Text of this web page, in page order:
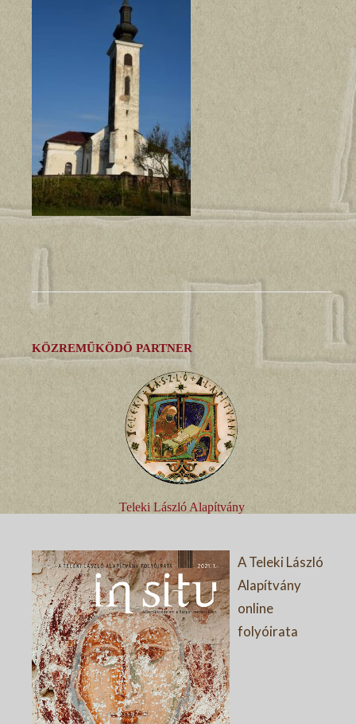
KÖZREMŰKÖDŐ PARTNER
Teleki László Alapítvány
A Teleki László
Alapítvány
online
folyóirata